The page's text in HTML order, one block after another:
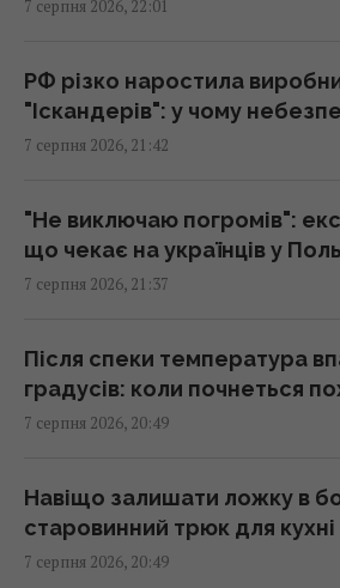
Росія встановила
кілометрів від України
20:35 п'ятниця, 07 серпня 2026
назвали 7 корисних каш
20:22 п'ятниця, 07 серпня 2026
штурвал Boeing 737 і був
20:18 п'ятниця, 07 серпня 2026
"пекельні санкції" проти РФ
20:17 п'ятниця, 07 серпня 2026
7 серпня 2026, 22:01
РФ різко наростила
"Іскандерів": у чому
7 серпня 2026, 21:42
"Не виключаю погромів":
що чекає на українців у
7 серпня 2026, 21:37
Після спеки температура
градусів: коли почнеться
7 серпня 2026, 20:49
Навіщо залишати ложку в
старовинний трюк для кухні
7 серпня 2026, 20:49